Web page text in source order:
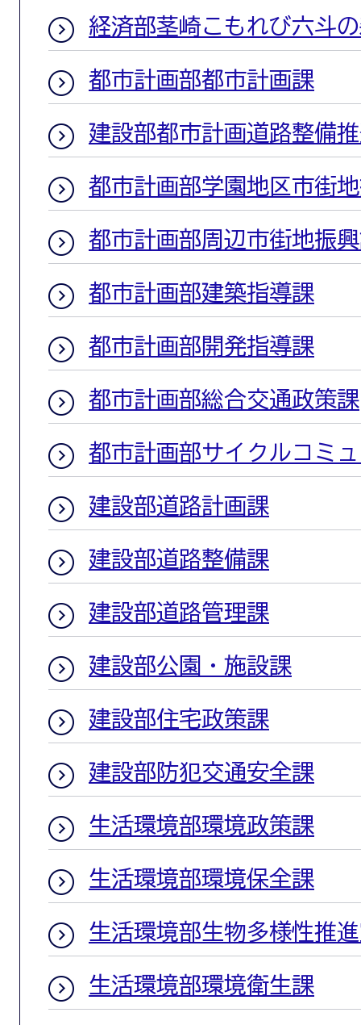
経済部茎崎こもれび六斗
都市計画部都市計画課
建設部都市計画道路整備
都市計画部学園地区市街
都市計画部周辺市街地振
都市計画部建築指導課
都市計画部開発指導課
都市計画部総合交通政策課
都市計画部サイクルコミ
建設部道路計画課
建設部道路整備課
建設部道路管理課
建設部公園・施設課
建設部住宅政策課
建設部防犯交通安全課
生活環境部環境政策課
生活環境部環境保全課
生活環境部生物多様性推
生活環境部環境衛生課